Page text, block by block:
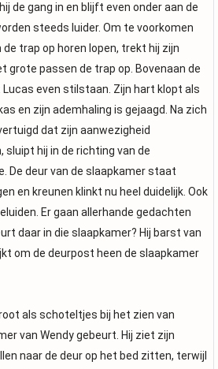
de gang in en blijft even onder aan de
steeds luider. Om te voorkomen
trap op horen lopen, trekt hij zijn
grote passen de trap op. Bovenaan de
even stilstaan. Zijn hart klopt als
en zijn ademhaling is gejaagd. Na zich
dat zijn aanwezigheid
sluipt hij in de richting van de
De deur van de slaapkamer staat
en kreunen klinkt nu heel duidelijk. Ook
Er gaan allerhande gedachten
daar in die slaapkamer? Hij barst van
om de deurpost heen de slaapkamer
als schoteltjes bij het zien van
van Wendy gebeurt. Hij ziet zijn
naar de deur op het bed zitten, terwijl